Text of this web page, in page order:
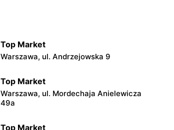
Top Market
Warszawa, ul. Andrzejowska 9
Top Market
Warszawa, ul. Mordechaja Anielewicza
49a
Top Market